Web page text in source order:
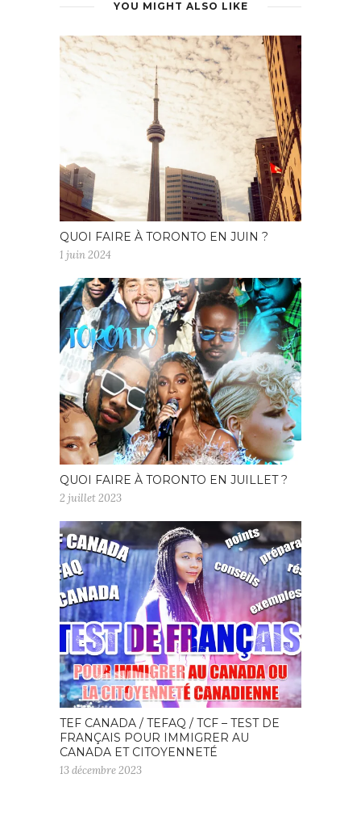
YOU MIGHT ALSO LIKE
QUOI FAIRE À TORONTO EN JUIN ?
1 juin 2024
QUOI FAIRE À TORONTO EN JUILLET ?
2 juillet 2023
TEF CANADA / TEFAQ / TCF – TEST DE
FRANÇAIS POUR IMMIGRER AU
CANADA ET CITOYENNETÉ
13 décembre 2023